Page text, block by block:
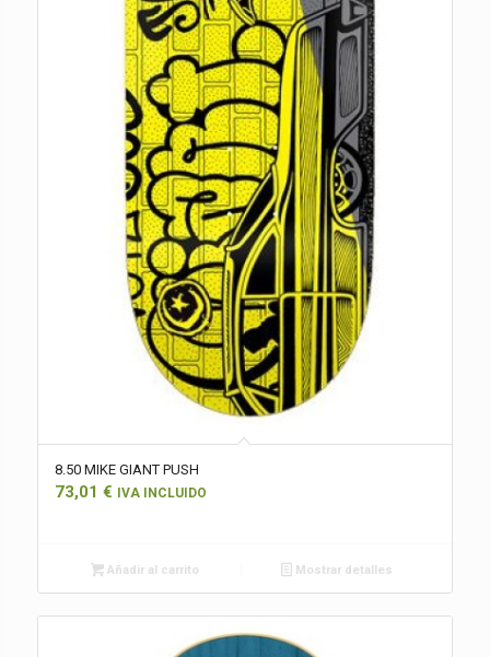
8.50 MIKE GIANT PUSH
73,01 € IVA INCLUIDO
Añadir al carrito Mostrar detalles